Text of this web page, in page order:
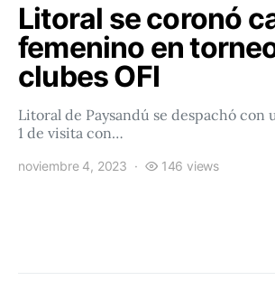
Litoral se coronó
femenino en
clubes OFI
Litoral de Paysandú se despachó con
1 de visita con…
noviembre 4, 2023 146 views